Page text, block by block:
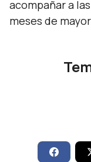
acompañar a
meses de